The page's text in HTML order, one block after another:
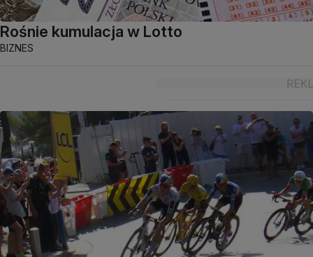
Rośnie kumulacja w Lotto
BIZNES